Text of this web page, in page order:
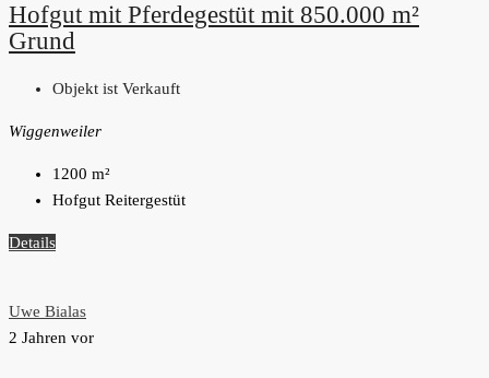
Hofgut mit Pferdegestüt mit 850.000 m²
Grund
Objekt ist Verkauft
Wiggenweiler
1200 m²
Hofgut Reitergestüt
Details
Uwe Bialas
2 Jahren vor